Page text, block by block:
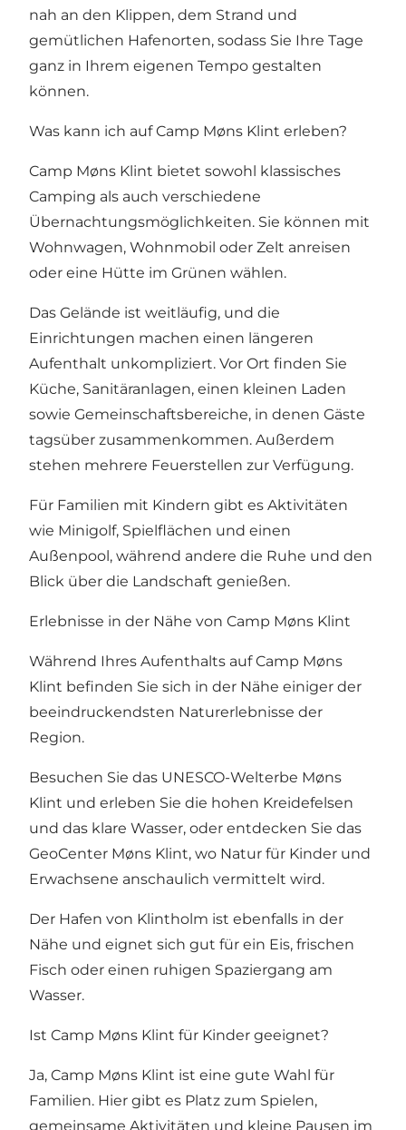
nah an den Klippen, dem Strand und
gemütlichen Hafenorten, sodass Sie Ihre Tage
ganz in Ihrem eigenen Tempo gestalten
können.
Was kann ich auf Camp Møns Klint erleben?
Camp Møns Klint bietet sowohl klassisches
Camping als auch verschiedene
Übernachtungsmöglichkeiten. Sie können mit
Wohnwagen, Wohnmobil oder Zelt anreisen
oder eine Hütte im Grünen wählen.
Das Gelände ist weitläufig, und die
Einrichtungen machen einen längeren
Aufenthalt unkompliziert. Vor Ort finden Sie
Küche, Sanitäranlagen, einen kleinen Laden
sowie Gemeinschaftsbereiche, in denen Gäste
tagsüber zusammenkommen. Außerdem
stehen mehrere Feuerstellen zur Verfügung.
Für Familien mit Kindern gibt es Aktivitäten
wie Minigolf, Spielflächen und einen
Außenpool, während andere die Ruhe und den
Blick über die Landschaft genießen.
Erlebnisse in der Nähe von Camp Møns Klint
Während Ihres Aufenthalts auf Camp Møns
Klint befinden Sie sich in der Nähe einiger der
beeindruckendsten Naturerlebnisse der
Region.
Besuchen Sie das UNESCO-Welterbe Møns
Klint und erleben Sie die hohen Kreidefelsen
und das klare Wasser, oder entdecken Sie das
GeoCenter Møns Klint, wo Natur für Kinder und
Erwachsene anschaulich vermittelt wird.
Der Hafen von Klintholm ist ebenfalls in der
Nähe und eignet sich gut für ein Eis, frischen
Fisch oder einen ruhigen Spaziergang am
Wasser.
Ist Camp Møns Klint für Kinder geeignet?
Ja, Camp Møns Klint ist eine gute Wahl für
Familien. Hier gibt es Platz zum Spielen,
gemeinsame Aktivitäten und kleine Pausen im